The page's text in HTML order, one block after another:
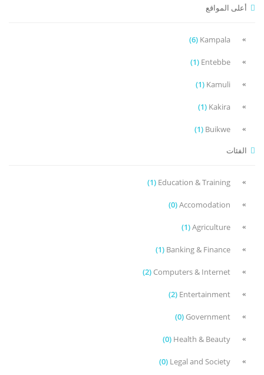
أعلى المواقع
Kampala
(6)
Entebbe
(1)
Kamuli
(1)
Kakira
(1)
Buikwe
(1)
الفئات
Education & Training
(1)
Accomodation
(0)
Agriculture
(1)
Banking & Finance
(1)
Computers & Internet
(2)
Entertainment
(2)
Government
(0)
Health & Beauty
(0)
Legal and Society
(0)